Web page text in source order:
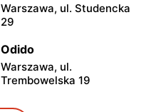
Warszawa, ul. Studencka
29
Odido
Warszawa, ul.
Trembowelska 19
Odido